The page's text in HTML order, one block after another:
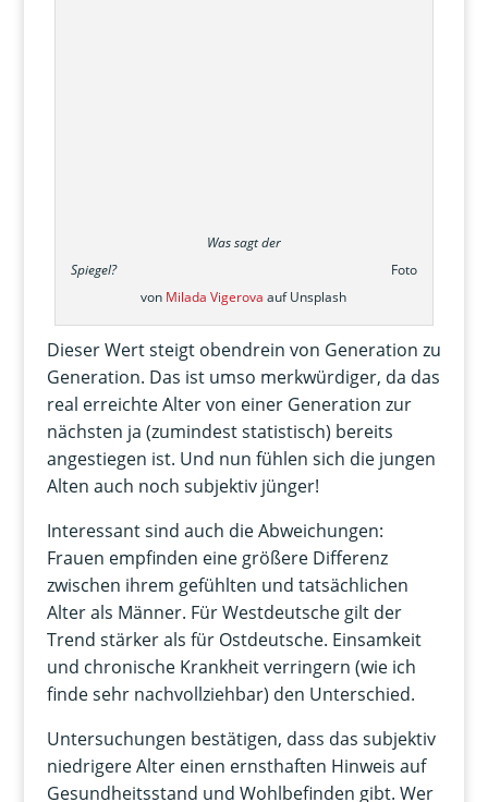
Was sagt der
Spiegel?
Foto
von Milada Vigerova auf Unsplash
Dieser Wert steigt obendrein von Generation zu
Generation. Das ist umso merkwürdiger, da das
real erreichte Alter von einer Generation zur
nächsten ja (zumindest statistisch) bereits
angestiegen ist. Und nun fühlen sich die jungen
Alten auch noch subjektiv jünger!
Interessant sind auch die Abweichungen:
Frauen empfinden eine größere Differenz
zwischen ihrem gefühlten und tatsächlichen
Alter als Männer. Für Westdeutsche gilt der
Trend stärker als für Ostdeutsche. Einsamkeit
und chronische Krankheit verringern (wie ich
finde sehr nachvollziehbar) den Unterschied.
Untersuchungen bestätigen, dass das subjektiv
niedrigere Alter einen ernsthaften Hinweis auf
Gesundheitsstand und Wohlbefinden gibt. Wer